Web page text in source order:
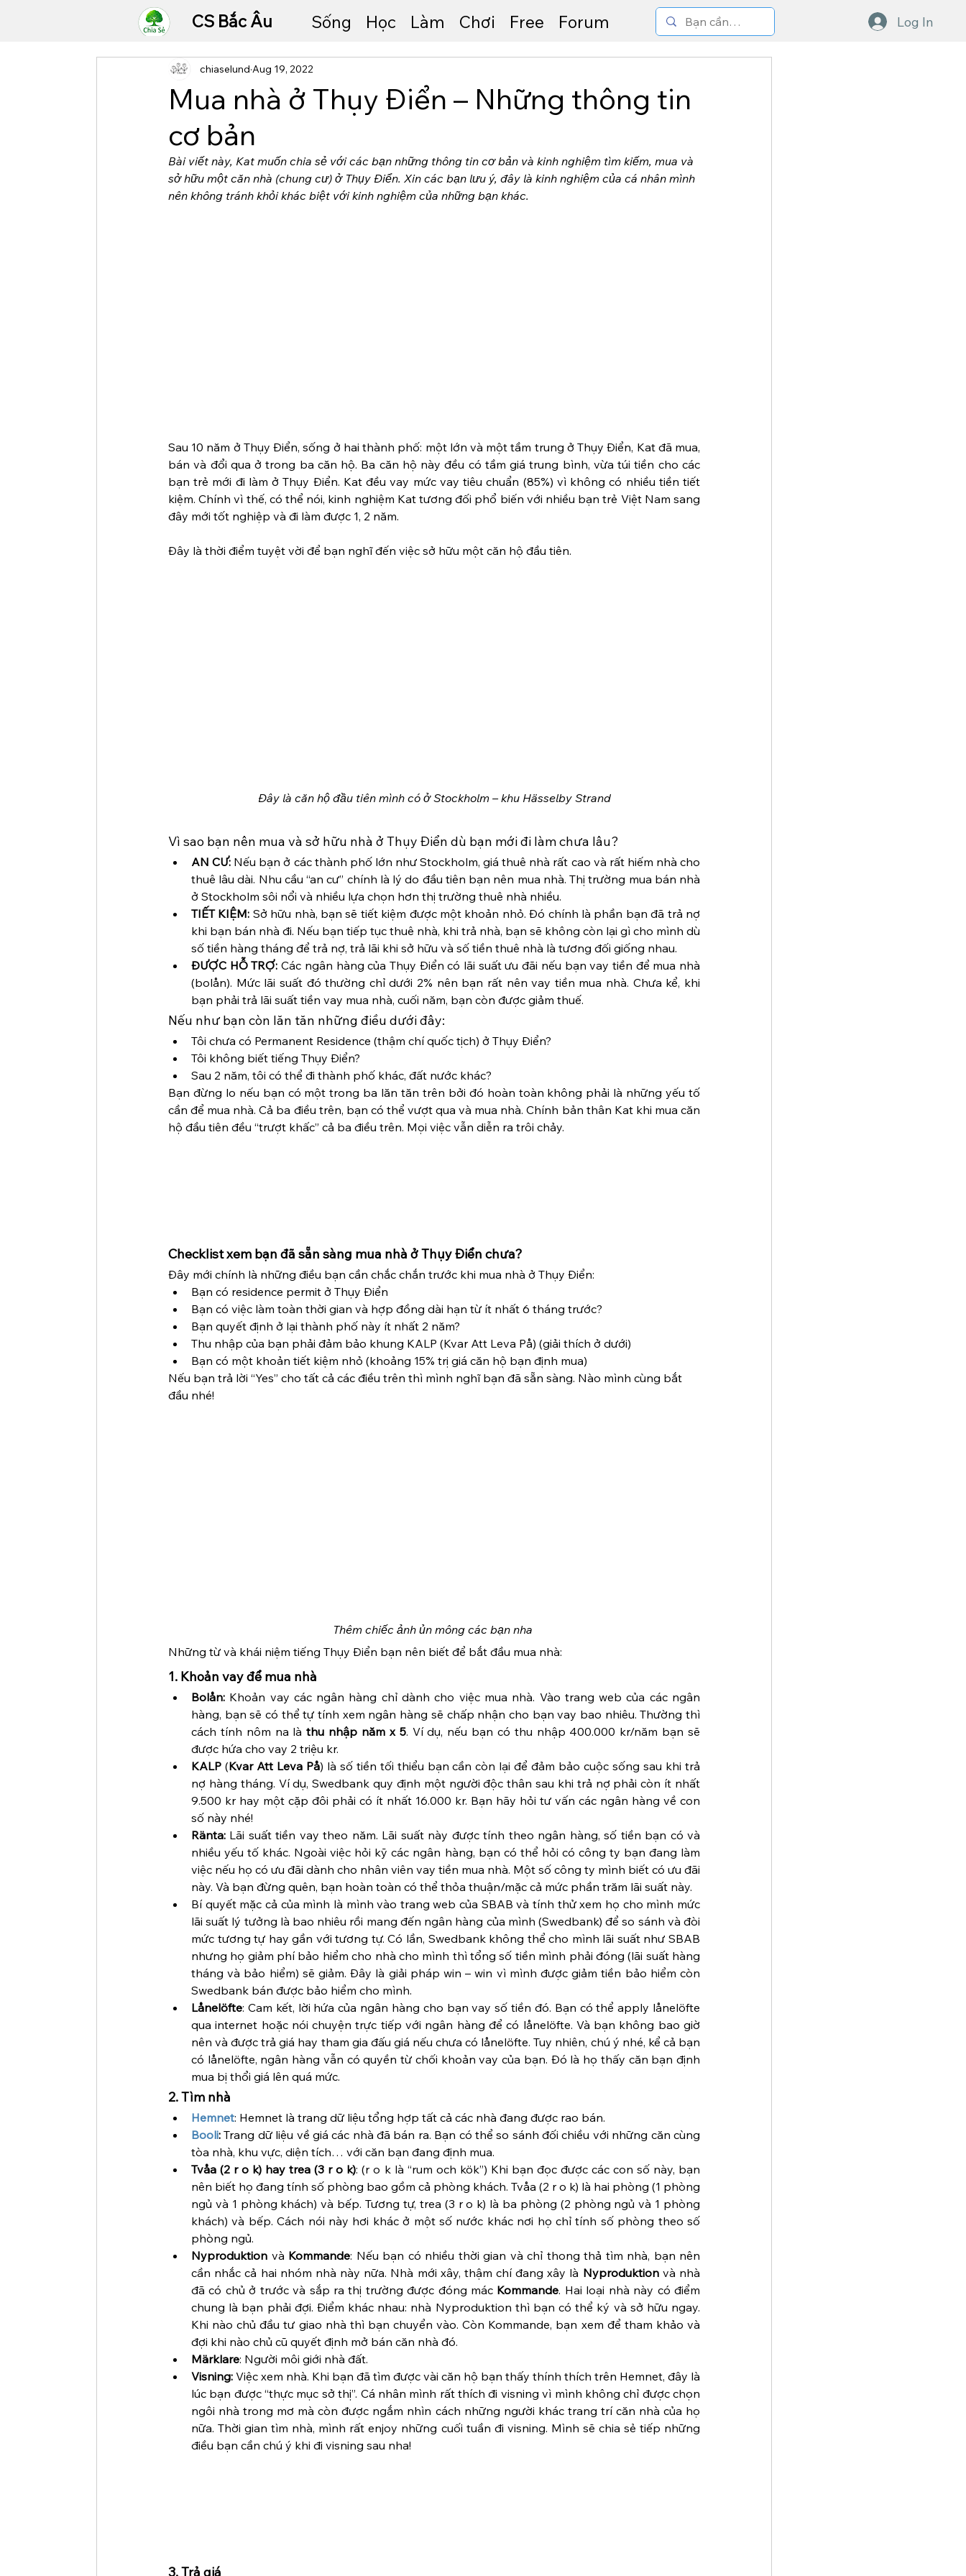
CS Bắc Âu Sống Học Làm Chơi Free Forum Log In
Mua nhà ở Thụy Điển – Những thông tin
cơ bản
chiaselund Aug 19, 2022
Bài viết này, Kat muốn chia sẻ với các bạn những thông tin cơ bản và kinh nghiệm tìm kiếm, mua và
sở hữu một căn nhà (chung cư) ở Thụy Điển. Xin các bạn lưu ý, đây là kinh nghiệm của cá nhân mình
nên không tránh khỏi khác biệt với kinh nghiệm của những bạn khác.
Sau 10 năm ở Thụy Điển, sống ở hai thành phố: một lớn và một tầm trung ở Thụy Điển, Kat đã mua,
bán và đổi qua ở trong ba căn hộ. Ba căn hộ này đều có tầm giá trung bình, vừa túi tiền cho các
bạn trẻ mới đi làm ở Thụy Điển. Kat đều vay mức vay tiêu chuẩn (85%) vì không có nhiều tiền tiết
kiệm. Chính vì thế, có thể nói, kinh nghiệm Kat tương đối phổ biến với nhiều bạn trẻ Việt Nam sang
đây mới tốt nghiệp và đi làm được 1, 2 năm.
Đây là thời điểm tuyệt vời để bạn nghĩ đến việc sở hữu một căn hộ đầu tiên.
Đây là căn hộ đầu tiên mình có ở Stockholm – khu Hässelby Strand
Vì sao bạn nên mua và sở hữu nhà ở Thụy Điển dù bạn mới đi làm chưa lâu?
AN CƯ: Nếu bạn ở các thành phố lớn như Stockholm, giá thuê nhà rất cao và rất hiếm nhà cho
thuê lâu dài. Nhu cầu “an cư” chính là lý do đầu tiên bạn nên mua nhà. Thị trường mua bán nhà
ở Stockholm sôi nổi và nhiều lựa chọn hơn thị trường thuê nhà nhiều.
TIẾT KIỆM: Sở hữu nhà, bạn sẽ tiết kiệm được một khoản nhỏ. Đó chính là phần bạn đã trả nợ
khi bạn bán nhà đi. Nếu bạn tiếp tục thuê nhà, khi trả nhà, bạn sẽ không còn lại gì cho mình dù
số tiền hàng tháng để trả nợ, trả lãi khi sở hữu và số tiền thuê nhà là tương đối giống nhau.
ĐƯỢC HỖ TRỢ: Các ngân hàng của Thụy Điển có lãi suất ưu đãi nếu bạn vay tiền để mua nhà
(bolån). Mức lãi suất đó thường chỉ dưới 2% nên bạn rất nên vay tiền mua nhà. Chưa kể, khi
bạn phải trả lãi suất tiền vay mua nhà, cuối năm, bạn còn được giảm thuế.
Nếu như bạn còn lăn tăn những điều dưới đây:
Tôi chưa có Permanent Residence (thậm chí quốc tịch) ở Thụy Điển?
Tôi không biết tiếng Thụy Điển?
Sau 2 năm, tôi có thể đi thành phố khác, đất nước khác?
Bạn đừng lo nếu bạn có một trong ba lăn tăn trên bởi đó hoàn toàn không phải là những yếu tố
cần để mua nhà. Cả ba điều trên, bạn có thể vượt qua và mua nhà. Chính bản thân Kat khi mua căn
hộ đầu tiên đều “trượt khấc” cả ba điều trên. Mọi việc vẫn diễn ra trôi chảy.
Checklist xem bạn đã sẵn sàng mua nhà ở Thụy Điển chưa?
Đây mới chính là những điều bạn cần chắc chắn trước khi mua nhà ở Thụy Điển:
Bạn có residence permit ở Thụy Điển
Bạn có việc làm toàn thời gian và hợp đồng dài hạn từ ít nhất 6 tháng trước?
Bạn quyết định ở lại thành phố này ít nhất 2 năm?
Thu nhập của bạn phải đảm bảo khung KALP (Kvar Att Leva På) (giải thích ở dưới)
Bạn có một khoản tiết kiệm nhỏ (khoảng 15% trị giá căn hộ bạn định mua)
Nếu bạn trả lời “Yes” cho tất cả các điều trên thì mình nghĩ bạn đã sẵn sàng. Nào mình cùng bắt
đầu nhé!
Thêm chiếc ảnh ủn mông các bạn nha
Những từ và khái niệm tiếng Thụy Điển bạn nên biết để bắt đầu mua nhà:
1. Khoản vay để mua nhà
Bolån: Khoản vay các ngân hàng chỉ dành cho việc mua nhà. Vào trang web của các ngân
hàng, bạn sẽ có thể tự tính xem ngân hàng sẽ chấp nhận cho bạn vay bao nhiêu. Thường thì
cách tính nôm na là thu nhập năm x 5. Ví dụ, nếu bạn có thu nhập 400.000 kr/năm bạn sẽ
được hứa cho vay 2 triệu kr.
KALP (Kvar Att Leva På) là số tiền tối thiểu bạn cần còn lại để đảm bảo cuộc sống sau khi trả
nợ hàng tháng. Ví dụ, Swedbank quy định một người độc thân sau khi trả nợ phải còn ít nhất
9.500 kr hay một cặp đôi phải có ít nhất 16.000 kr. Bạn hãy hỏi tư vấn các ngân hàng về con
số này nhé!
Ränta: Lãi suất tiền vay theo năm. Lãi suất này được tính theo ngân hàng, số tiền bạn có và
nhiều yếu tố khác. Ngoài việc hỏi kỹ các ngân hàng, bạn có thể hỏi có công ty bạn đang làm
việc nếu họ có ưu đãi dành cho nhân viên vay tiền mua nhà. Một số công ty mình biết có ưu đãi
này. Và bạn đừng quên, bạn hoàn toàn có thể thỏa thuận/mặc cả mức phần trăm lãi suất này.
Bí quyết mặc cả của mình là mình vào trang web của SBAB và tính thử xem họ cho mình mức
lãi suất lý tưởng là bao nhiêu rồi mang đến ngân hàng của mình (Swedbank) để so sánh và đòi
mức tương tự hay gần với tương tự. Có lần, Swedbank không thể cho mình lãi suất như SBAB
nhưng họ giảm phí bảo hiểm cho nhà cho mình thì tổng số tiền mình phải đóng (lãi suất hàng
tháng và bảo hiểm) sẽ giảm. Đây là giải pháp win – win vì mình được giảm tiền bảo hiểm còn
Swedbank bán được bảo hiểm cho mình.
Lånelöfte: Cam kết, lời hứa của ngân hàng cho bạn vay số tiền đó. Bạn có thể apply lånelöfte
qua internet hoặc nói chuyện trực tiếp với ngân hàng để có lånelöfte. Và bạn không bao giờ
nên và được trả giá hay tham gia đấu giá nếu chưa có lånelöfte. Tuy nhiên, chú ý nhé, kể cả bạn
có lånelöfte, ngân hàng vẫn có quyền từ chối khoản vay của bạn. Đó là họ thấy căn bạn định
mua bị thổi giá lên quá mức.
2. Tìm nhà
Hemnet: Hemnet là trang dữ liệu tổng hợp tất cả các nhà đang được rao bán.
Booli: Trang dữ liệu về giá các nhà đã bán ra. Bạn có thể so sánh đối chiều với những căn cùng
tòa nhà, khu vực, diện tích… với căn bạn đang định mua.
Tvåa (2 r o k) hay trea (3 r o k): (r o k là “rum och kök”) Khi bạn đọc được các con số này, bạn
nên biết họ đang tính số phòng bao gồm cả phòng khách. Tvåa (2 r o k) là hai phòng (1 phòng
ngủ và 1 phòng khách) và bếp. Tương tự, trea (3 r o k) là ba phòng (2 phòng ngủ và 1 phòng
khách) và bếp. Cách nói này hơi khác ở một số nước khác nơi họ chỉ tính số phòng theo số
phòng ngủ.
Nyproduktion và Kommande: Nếu bạn có nhiều thời gian và chỉ thong thả tìm nhà, bạn nên
cần nhắc cả hai nhóm nhà này nữa. Nhà mới xây, thậm chí đang xây là Nyproduktion và nhà
đã có chủ ở trước và sắp ra thị trường được đóng mác Kommande. Hai loại nhà này có điểm
chung là bạn phải đợi. Điểm khác nhau: nhà Nyproduktion thì bạn có thể ký và sở hữu ngay.
Khi nào chủ đầu tư giao nhà thì bạn chuyển vào. Còn Kommande, bạn xem để tham khảo và
đợi khi nào chủ cũ quyết định mở bán căn nhà đó.
Märklare: Người môi giới nhà đất.
Visning: Việc xem nhà. Khi bạn đã tìm được vài căn hộ bạn thấy thính thích trên Hemnet, đây là
lúc bạn được “thực mục sở thị”. Cá nhân mình rất thích đi visning vì mình không chỉ được chọn
ngôi nhà trong mơ mà còn được ngắm nhìn cách những người khác trang trí căn nhà của họ
nữa. Thời gian tìm nhà, mình rất enjoy những cuối tuần đi visning. Mình sẽ chia sẻ tiếp những
điều bạn cần chú ý khi đi visning sau nha!
3. Trả giá